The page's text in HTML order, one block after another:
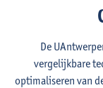
studiepunten
Lesgever(s):
De
vergelijkbare
optimaliseren van